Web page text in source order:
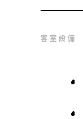
客室設備